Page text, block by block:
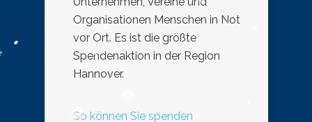
Organisationen Menschen in Not
vor Ort. Es ist die größte
Spendenaktion in der Region
Hannover.
So können Sie spenden